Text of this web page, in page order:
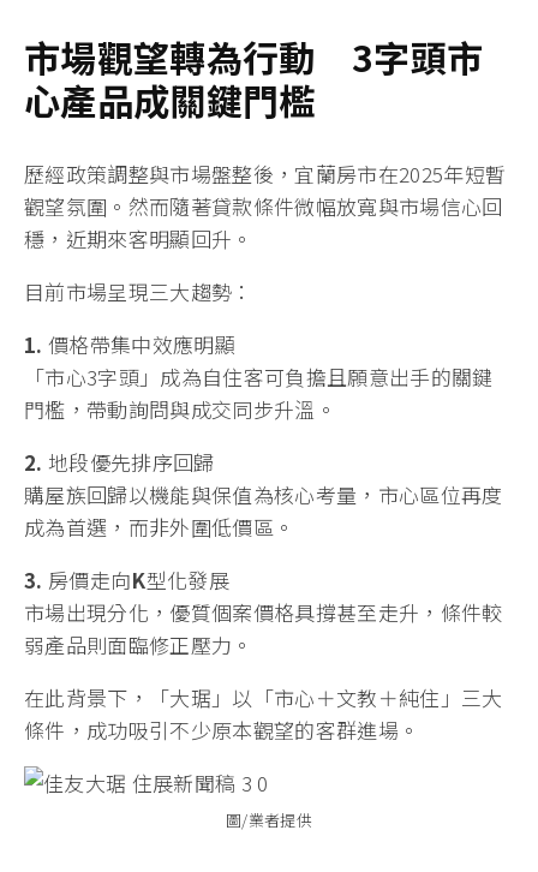
市場觀望轉為行動 3字頭市
心產品成關鍵門檻
歷經政策調整與市場盤整後，宜蘭房市在2025年短暫
觀望氛圍。然而隨著貸款條件微幅放寬與市場信心回
穩，近期來客明顯回升。
目前市場呈現三大趨勢：
1.價格帶集中效應明顯
「市心3字頭」成為自住客可負擔且願意出手的關鍵
門檻，帶動詢問與成交同步升溫。
2. 地段優先排序回歸
購屋族回歸以機能與保值為核心考量，市心區位再度
成為首選，而非外圍低價區。
3. 房價走向K型化發展
市場出現分化，優質個案價格具撐甚至走升，條件較
弱產品則面臨修正壓力。
在此背景下，「大琚」以「市心＋文教＋純住」三大
條件，成功吸引不少原本觀望的客群進場。
圖/業者提供